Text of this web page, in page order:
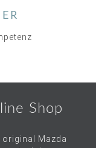
Shop
Mazda